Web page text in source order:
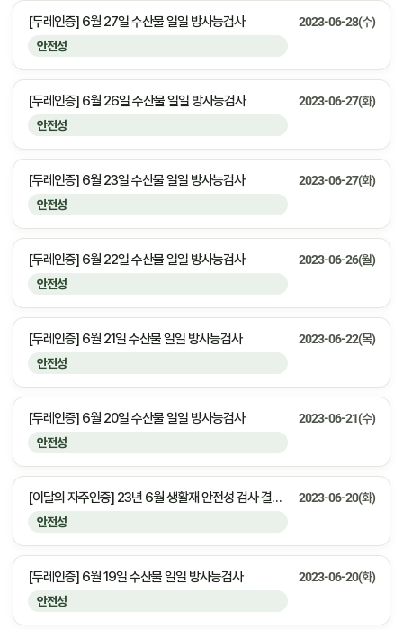
안전성
[두레인증] 6월 27일 수산물 일일 방사능검사 2023-06-28(수)
안전성
[두레인증] 6월 26일 수산물 일일 방사능검사 2023-06-27(화)
안전성
[두레인증] 6월 23일 수산물 일일 방사능검사 2023-06-27(화)
안전성
[두레인증] 6월 22일 수산물 일일 방사능검사 2023-06-26(월)
안전성
[두레인증] 6월 21일 수산물 일일 방사능검사 2023-06-22(목)
안전성
[두레인증] 6월 20일 수산물 일일 방사능검사 2023-06-21(수)
안전성
[이달의 자주인증] 23년 6월 생활재 안전성 검사 결과 안내 2023-06-20(화)
안전성
[두레인증] 6월 19일 수산물 일일 방사능검사 2023-06-20(화)